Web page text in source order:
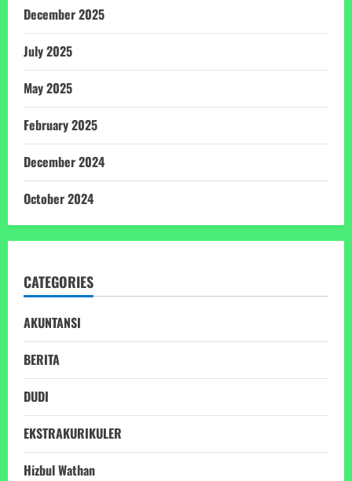
December 2025
July 2025
May 2025
February 2025
December 2024
October 2024
CATEGORIES
AKUNTANSI
BERITA
DUDI
EKSTRAKURIKULER
Hizbul Wathan